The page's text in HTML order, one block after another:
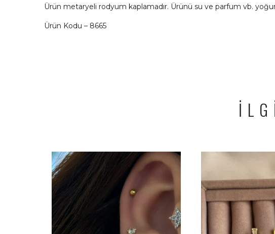
Ürün metaryeli rodyum kaplamadır. Ürünü su ve parfum vb.
Ürün Kodu – 8665